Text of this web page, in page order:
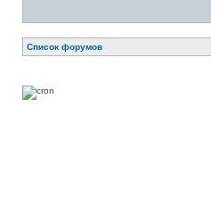
Список форумов